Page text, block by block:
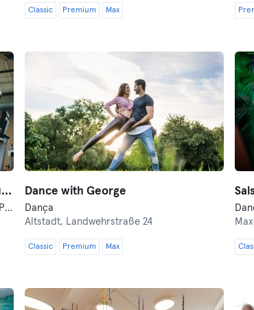
Classic Premium Max
all inclusive Fitness München - Neuhausen
Artes Marciais Mistas · Dança · Fitness · Pilates · Yoga
Dance with George
Dança
Altstadt, Landwehrstraße 24
Classic Premium Max